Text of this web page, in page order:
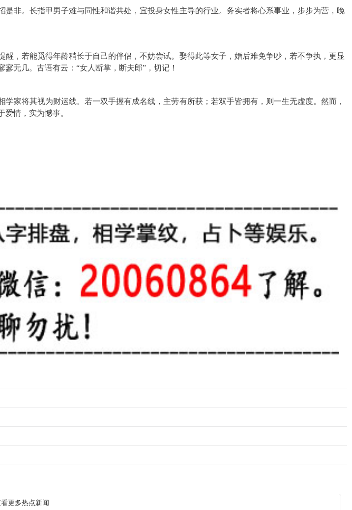
非。长指甲男子难与同性和谐共处，宜投身女性主导的行业。务实者将心系事业，步步为营，晚
，若能觅得年龄稍长于自己的伴侣，不妨尝试。娶得此等女子，婚后难免争吵，若不争执，更显
无几。古语有云：“女人断掌，断夫郎”，切记！
家将其视为财运线。若一双手握有成名线，主劳有所获；若双手皆拥有，则一生无虚度。然而，
情，实为憾事。
更多热点新闻